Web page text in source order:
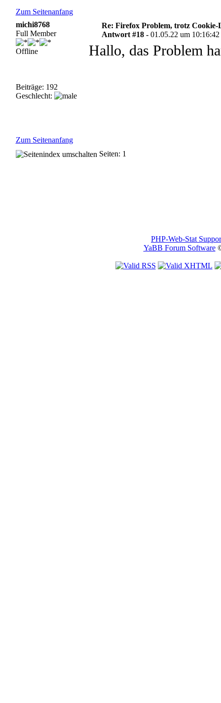
Zum Seitenanfang
michi8768
Full Member
Offline
Beiträge: 192
Geschlecht:
Re: Firefox Problem, trotz Cookie-
Antwort #18 -01.05.22 um 10:16:42
Hallo, das Problem
Zum Seitenanfang
Seiten: 1
PHP-Web-Stat
YaBB Forum Software©